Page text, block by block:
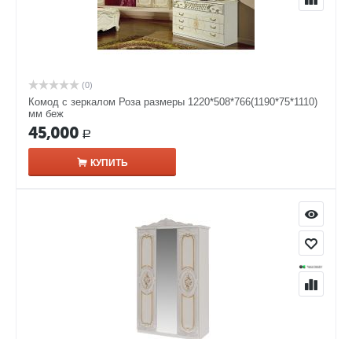
(0)
Комод с зеркалом Роза размеры 1220*508*766(1190*75*1110)
мм беж
45,000 Р
КУПИТЬ